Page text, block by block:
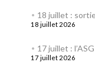
18 juillet :
18 juillet 2026
17 juillet :
17 juillet 2026